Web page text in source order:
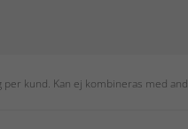
kund. Kan ej kombineras med